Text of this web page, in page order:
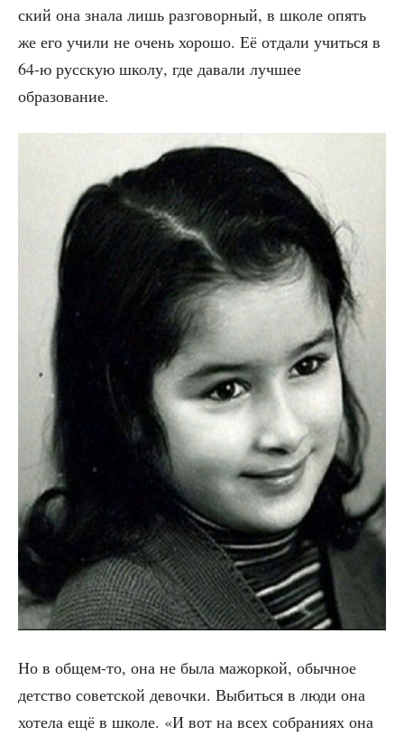
ский она зна­ла лишь раз­го­вор­ный, в шко­ле опять
же его учи­ли не очень хоро­шо. Её отда­ли учить­ся в
64‑ю рус­скую шко­лу, где дава­ли луч­шее
образование.
Но в общем-то, она не была мажор­кой, обыч­ное
дет­ство совет­ской девоч­ки. Выбить­ся в люди она
хоте­ла ещё в шко­ле. «И вот на всех собра­ни­ях она